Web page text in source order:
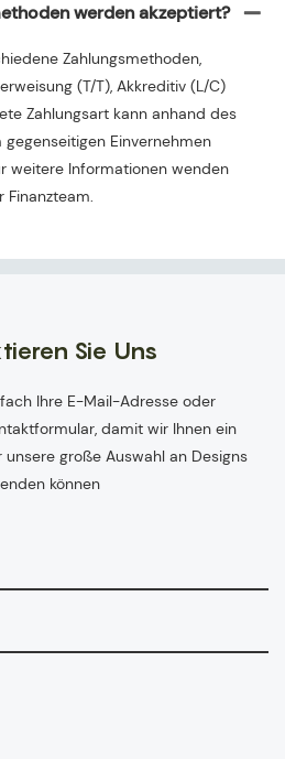
werden akzeptiert?
Zahlungsmethoden,
(T/T), Akkreditiv (L/C)
Zahlungsart kann anhand des
Einvernehmen
weitere Informationen wenden
Finanzteam.
Sie Uns
Ihre E-Mail-Adresse oder
damit wir Ihnen ein
große Auswahl an Designs
können